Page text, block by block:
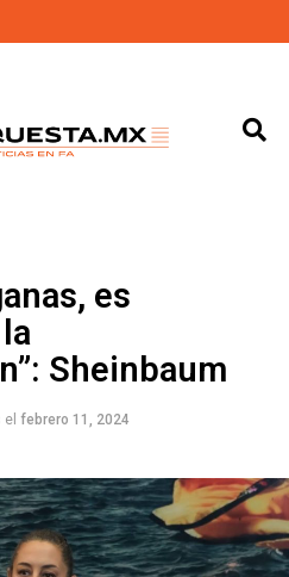
es
Sheinbaum
el febrero 11, 2024